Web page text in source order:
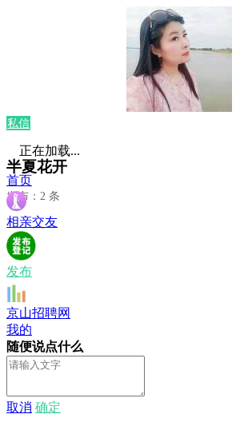
私信
半夏花开
发布：2 条
正在加载...
首页
相亲交友
发布
京山招聘网
我的
随便说点什么
取消 确定